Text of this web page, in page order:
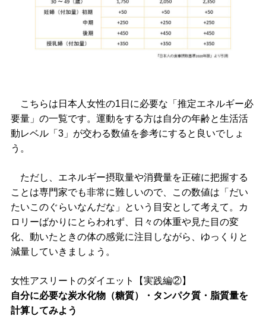
こちらは日本人女性の1日に必要な「推定エネルギー必
要量」の一覧です。運動をする方は自分の年齢と生活活
動レベル「3」が交わる数値を参考にすると良いでしょ
う。
ただし、エネルギー摂取量や消費量を正確に把握する
ことは専門家でも非常に難しいので、この数値は「だい
たいこのぐらいなんだな」という目安として考えて。カ
ロリーばかりにとらわれず、日々の体重や見た目の変
化、動いたときの体の感覚に注目しながら、ゆっくりと
減量していきましょう。
女性アスリートのダイエット【実践編②】
自分に必要な炭水化物（糖質）・タンパク質・脂質量を
計算してみよう